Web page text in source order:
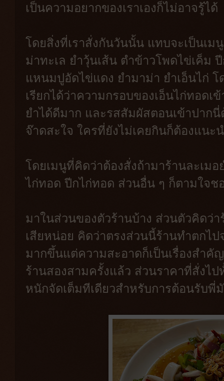
เป็นความอยากของเราเองก็ไม่อาจรู้ได้
โดยสิ่งที่เราสั่งกันวันนั้น แทบจะเป็นเม
ม่าทะเล ยำวุ้นเส้น ตำข้าวโพดไข่เค็ม
แหนมปูอัดไข่แดง ยำมาม่า ยำเอ็นไก่
เรียกได้ว่าความกรอบของเอ็นไก่ทอดเ
ยำได้ดีมาก และรสสัมผัสตอนเข้าปาก
จ๊าดสะใจ ใครที่ยังไม่เคยกินก็ต้องแนะ
โดยเมนูที่คิดว่าต้องสั่งถ้ามาร้านละเมอ
ไก่ทอด ปีกไก่ทอด ส่วนอื่น ๆ ก็ตามใจช
มาในส่วนของตัวร้านบ้าง ส่วนตัวคิดว่า
เสียหน่อย คิดว่าตรงส่วนนี้ร้านทำตกไ
มากขึ้นแต่ความสะอาดก็เป็นเรื่องสำ
ร้านสองสามครั้งแล้ว ส่วนราคาที่สั่งไ
หนักจัดเต็มทีเดียวสำหรับการต้อนรับพี่